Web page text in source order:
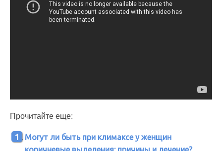
Прочитайте еще:
Могут ли быть при климаксе у женщин